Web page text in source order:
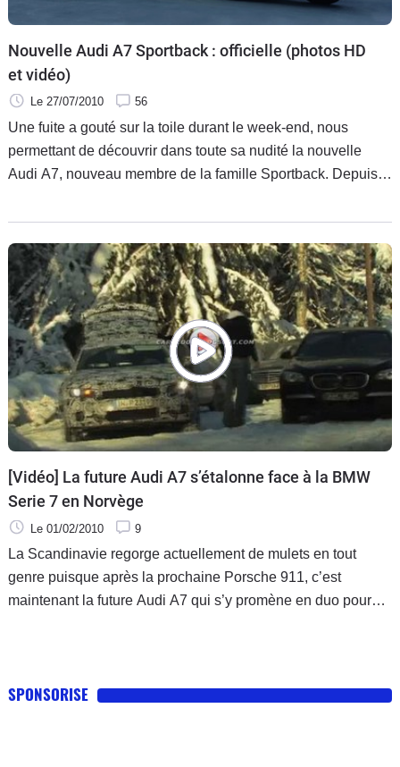
Nouvelle Audi A7 Sportback : officielle (photos HD
et vidéo)
Le 27/07/2010 56
Une fuite a gouté sur la toile durant le week-end, nous
permettant de découvrir dans toute sa nudité la nouvelle
Audi A7, nouveau membre de la famille Sportback. Depuis
[Vidéo] La future Audi A7 s’étalonne face à la BMW
Serie 7 en Norvège
Le 01/02/2010 9
La Scandinavie regorge actuellement de mulets en tout
genre puisque après la prochaine Porsche 911, c’est
maintenant la future Audi A7 qui s’y promène en duo pour
SPONSORISE